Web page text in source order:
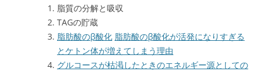
脂質の分解と吸収
TAGの貯蔵
脂肪酸のβ酸化 脂肪酸のβ酸化が活発になりすぎる
とケトン体が増えてしまう理由
グルコースが枯渇したときのエネルギー源としての